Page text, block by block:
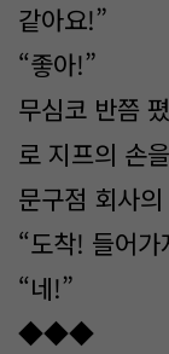
같아요!”
“좋아!”
무심코 반쯤
로 지프의 손
문구점 회사
“도착! 들어가
“네!”
◆◆◆